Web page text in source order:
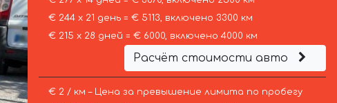
€ 244 х 21 день = € 5113, включено 3300 км
€ 215 х 28 дней = € 6000, включено 4000 км
Расчёт стоимости авто
€ 2 / км – Цена за превышение лимита по пробегу